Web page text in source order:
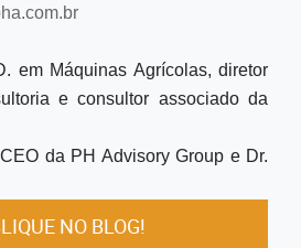
em Máquinas Agrícolas, diretor
e consultor associado da
da PH Advisory Group e Dr.
NO BLOG!